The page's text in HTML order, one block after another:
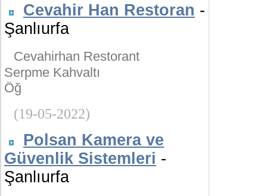
Cevahir Han Restoran -
Şanlıurfa
Cevahirhan Restorant
Serpme Kahvaltı
Öğ
(19-05-2022)
Polsan Kamera ve
Güvenlik Sistemleri -
Şanlıurfa